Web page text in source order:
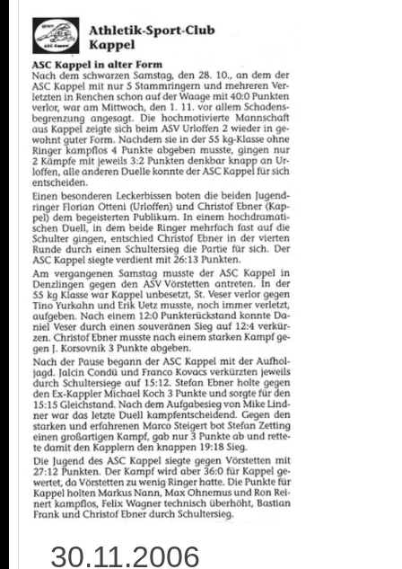
30.11.2006